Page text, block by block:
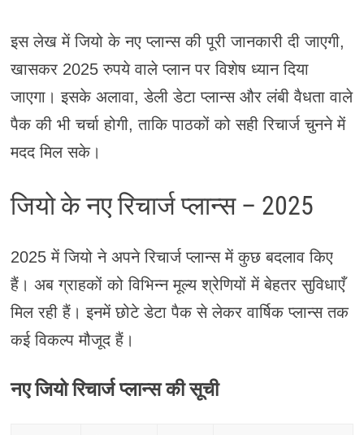
इस लेख में जियो के नए प्लान्स की पूरी जानकारी दी जाएगी,
खासकर 2025 रुपये वाले प्लान पर विशेष ध्यान दिया
जाएगा। इसके अलावा, डेली डेटा प्लान्स और लंबी वैधता वाले
पैक की भी चर्चा होगी, ताकि पाठकों को सही रिचार्ज चुनने में
मदद मिल सके।
जियो के नए रिचार्ज प्लान्स – 2025
2025 में जियो ने अपने रिचार्ज प्लान्स में कुछ बदलाव किए
हैं। अब ग्राहकों को विभिन्न मूल्य श्रेणियों में बेहतर सुविधाएँ
मिल रही हैं। इनमें छोटे डेटा पैक से लेकर वार्षिक प्लान्स तक
कई विकल्प मौजूद हैं।
नए जियो रिचार्ज प्लान्स की सूची